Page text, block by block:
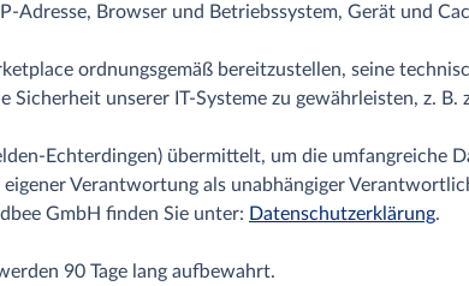
Adresse, Browser und Betriebssystem, Gerät und
ordnungsgemäß bereitzustellen, seine
unserer IT-Systeme zu gewährleisten, z. B.
Echterdingen) übermittelt, um die umfangreiche
Verantwortung als unabhängiger
GmbH finden Sie unter: Datenschutzerklärung.
90 Tage lang aufbewahrt.